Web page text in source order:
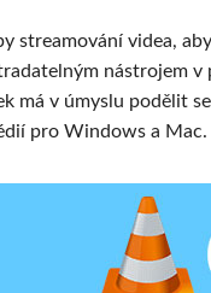
streamování videa,
nástrojem
má v úmyslu podělit
pro Windows a Mac.